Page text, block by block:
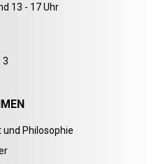
13 - 17 Uhr
3
und Philosophie